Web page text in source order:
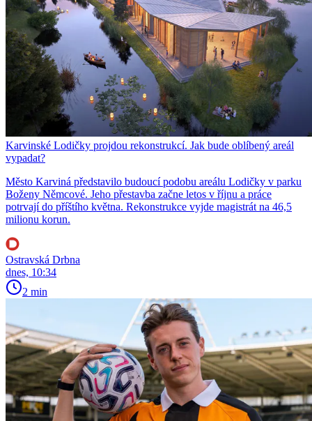
Karvinské Lodičky projdou rekonstrukcí. Jak bude oblíbený areál
vypadat?
Město Karviná představilo budoucí podobu areálu Lodičky v parku
Boženy Němcové. Jeho přestavba začne letos v říjnu a práce
potrvají do příštího května. Rekonstrukce vyjde magistrát na 46,5
milionu korun.
Ostravská Drbna
dnes, 10:34
2 min